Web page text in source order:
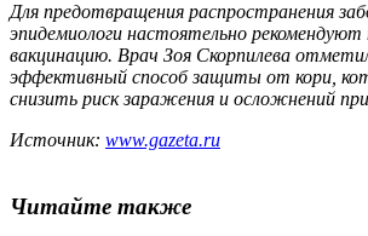
Для предотвращения распространения
эпидемиологи настоятельно
вакцинацию. Врач Зоя Скорпилева
эффективный способ защиты от кори,
снизить риск заражения и осложнений
Источник: www.gazeta.ru
Читайте также